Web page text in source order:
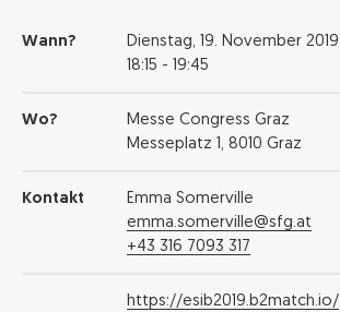
Wann? Dienstag, 19. November 2019
18:15 - 19:45
Wo?
Messe Congress Graz
Messeplatz 1, 8010 Graz
Kontakt
Emma Somerville
emma.somerville@sfg.at
+43 316 7093 317
https://esib2019.b2match.io/